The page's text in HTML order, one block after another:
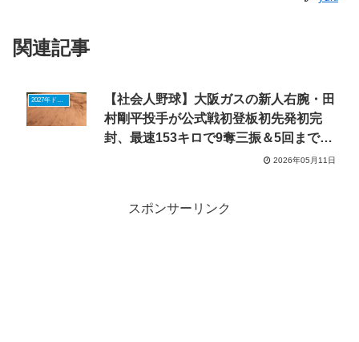
関連記事
【社会人野球】大阪ガスの新人右腕・田
村剛平投手が公式戦初登板初先発初完
封、最速153キロで9奪三振＆5回までパ
2026年05月11日
スポンサーリンク